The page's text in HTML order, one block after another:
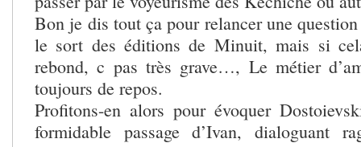
Bon je dis tout ça pour relancer une
le sort des éditions de Minuit, mais si
rebond, c pas très grave…, Le métier
toujours de repos.
Profitons-en alors pour évoquer
formidable passage d’Ivan, dialoguant